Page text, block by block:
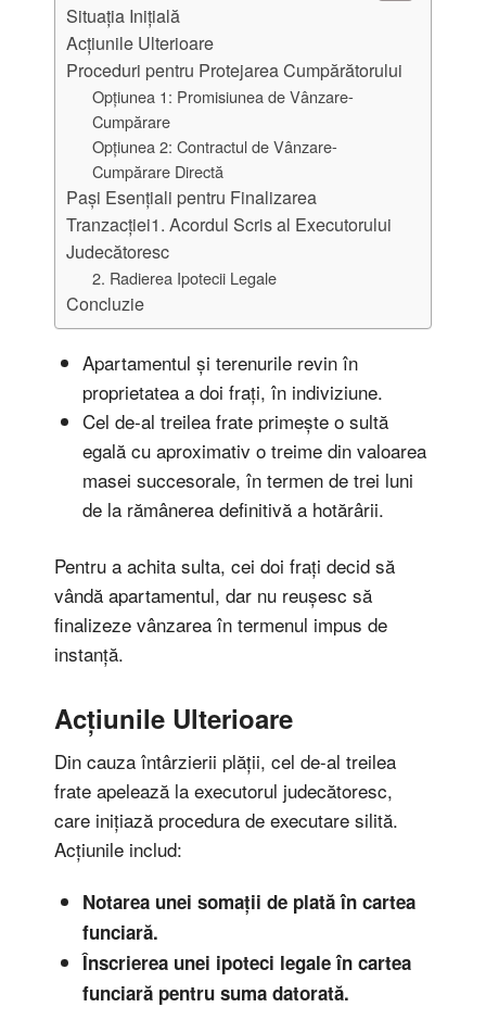
Situația Inițială
Acțiunile Ulterioare
Proceduri pentru Protejarea Cumpărătorului
Opțiunea 1: Promisiunea de Vânzare-
Cumpărare
Opțiunea 2: Contractul de Vânzare-
Cumpărare Directă
Pași Esențiali pentru Finalizarea
Tranzacției1. Acordul Scris al Executorului
Judecătoresc
2. Radierea Ipotecii Legale
Concluzie
Apartamentul și terenurile revin în
proprietatea a doi frați, în indiviziune.
Cel de-al treilea frate primește o sultă
egală cu aproximativ o treime din valoarea
masei succesorale, în termen de trei luni
de la rămânerea definitivă a hotărârii.
Pentru a achita sulta, cei doi frați decid să
vândă apartamentul, dar nu reușesc să
finalizeze vânzarea în termenul impus de
instanță.
Acțiunile Ulterioare
Din cauza întârzierii plății, cel de-al treilea
frate apelează la executorul judecătoresc,
care inițiază procedura de executare silită.
Acțiunile includ:
Notarea unei somații de plată în cartea
funciară.
Înscrierea unei ipoteci legale în cartea
funciară pentru suma datorată.